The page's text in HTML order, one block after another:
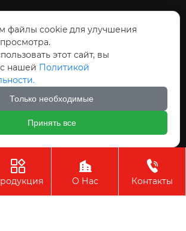
Чжуншань Хайвэй
 
О Нас

Контакты
файлы cookie для улучшения
этот сайт, вы
нашей Политикой
Только необходимые
Принять все